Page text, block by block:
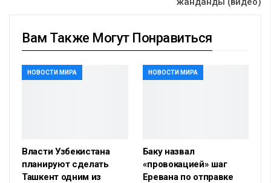
Вам Также Могут Понравиться
НОВОСТИ МИРА
Власти Узбекистана
планируют сделать
Ташкент одним из
НОВОСТИ МИРА
Баку назвал
«провокацией» шаг
Еревана по отправке